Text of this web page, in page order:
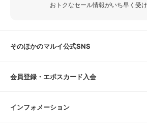
おトクなセール情報がいち早く受
そのほかのマルイ公式SNS
会員登録・エポスカード入会
インフォメーション